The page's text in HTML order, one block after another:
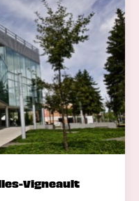
Vigneault